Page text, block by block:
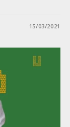
15/03/2021